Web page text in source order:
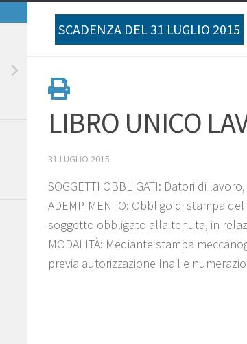
SCADENZA DEL 31 LUGLIO 2015
LIBRO UNICO
31 LUGLIO 2015
SOGGETTI OBBLIGATI: Datori di
ADEMPIMENTO: Obbligo di stampa
soggetto obbligato alla tenuta, in
MODALITÀ: Mediante stampa
previa autorizzazione Inail e